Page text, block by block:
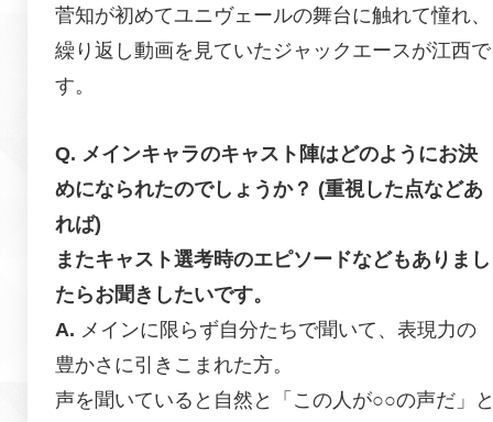
菅知が初めてユニヴェールの舞台に触れて憧れ、
繰り返し動画を見ていたジャックエースが江西で
す。
メインキャラのキャスト陣はどのようにお決
めになられたのでしょうか？ (重視した点などあ
れば)
またキャスト選考時のエピソードなどもありまし
たらお聞きしたいです。
メインに限らず自分たちで聞いて、表現力の
豊かさに引きこまれた方。
声を聞いていると自然と「この人が○○の声だ」